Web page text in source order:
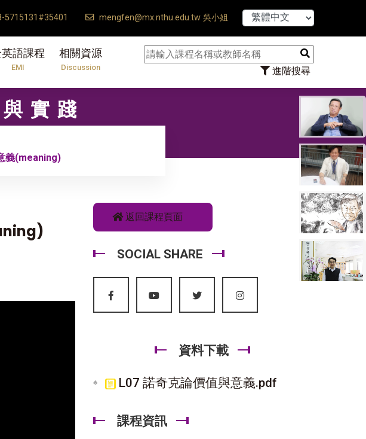
5715131#35401 mengfen@mx.nthu.edu.tw 吳小姐
語課程
EMI
相關資源
Discussion 進階搜尋
【7/31】114學年
實踐
義(meaning)
返回課程頁面
SOCIAL SHARE
資料下載
L07 諾奇克論價值與意義.pdf
課程資訊